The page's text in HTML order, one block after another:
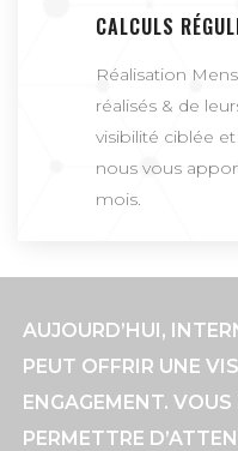
CALCULS
Réalisation
réalisés & de
visibilité ciblée
nous vous
mois.
AUJOURD’HUI,
PEUT OFFRIR UNE
ENGAGEMENT.
PERMETTRE